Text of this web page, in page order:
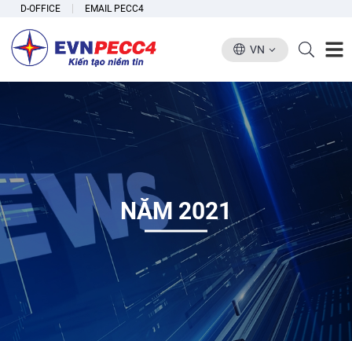
D-OFFICE EMAIL PECC4
VN
NĂM 2021